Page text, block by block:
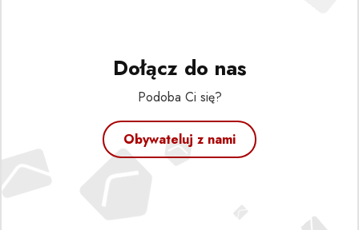
Dołącz do nas
Podoba Ci się?
Obywateluj z nami